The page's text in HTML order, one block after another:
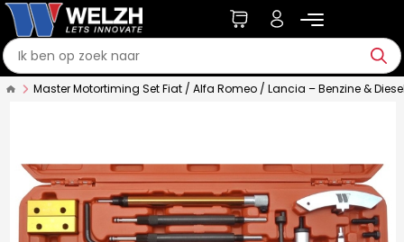
Master Motortiming Set Fiat / Alfa Romeo / Lancia – Benzine &